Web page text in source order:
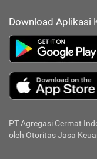
Download Aplikasi
PT Agregasi Cermat
oleh Otoritas Jasa